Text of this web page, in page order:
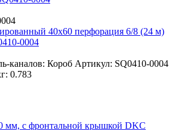
40х60 перфорация 6/8 (24 м)
0004
каналов: Короб Артикул: SQ0410-0004
0.783